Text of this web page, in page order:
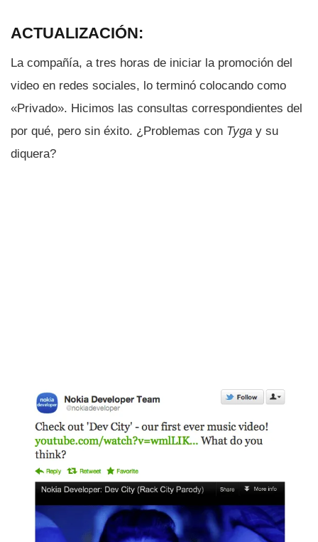
ACTUALIZACIÓN:
La compañí­a, a tres horas de iniciar la promoción del
video en redes sociales, lo terminó colocando como
«Privado». Hicimos las consultas correspondientes del
por qué, pero sin éxito. ¿Problemas con Tyga y su
diquera?